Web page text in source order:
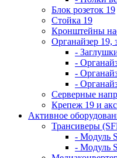
Блок розеток 19
Стойка 19
Кронштейны
Органайзер 19,
-
-
-
-
Серверные
Крепеж 19 и
Активное
Трансиверы
- Модуль
- Модуль